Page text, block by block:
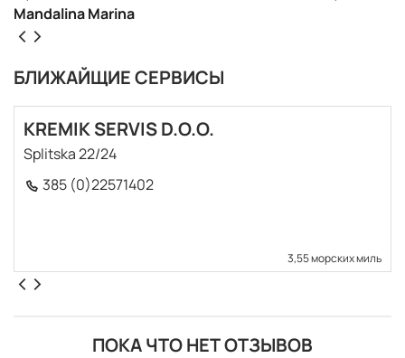
наблюдения и видеонаблюдения на въезде в Марина.
Проверьте наши cruisinng маршрут из зона здесь
Mandalina Marina
БЛИЖАЙЩИЕ СЕРВИСЫ
KREMIK SERVIS D.O.O.
Splitska 22/24
385 (0)22571402
3,55 морских миль
ПОКА ЧТО НЕТ ОТЗЫВОВ